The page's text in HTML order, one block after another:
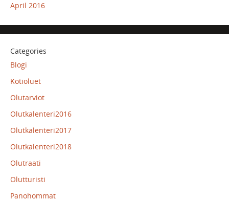
April 2016
Categories
Blogi
Kotioluet
Olutarviot
Olutkalenteri2016
Olutkalenteri2017
Olutkalenteri2018
Olutraati
Olutturisti
Panohommat